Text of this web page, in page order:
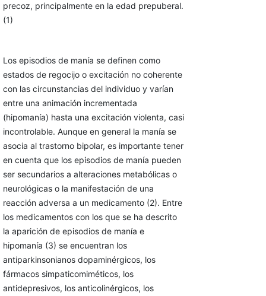
precoz, principalmente en la edad prepuberal.
(1)
Los episodios de manía se definen como
estados de regocijo o excitación no coherente
con las circunstancias del individuo y varían
entre una animación incrementada
(hipomanía) hasta una excitación violenta, casi
incontrolable. Aunque en general la manía se
asocia al trastorno bipolar, es importante tener
en cuenta que los episodios de manía pueden
ser secundarios a alteraciones metabólicas o
neurológicas o la manifestación de una
reacción adversa a un medicamento (2). Entre
los medicamentos con los que se ha descrito
la aparición de episodios de manía e
hipomanía (3) se encuentran los
antiparkinsonianos dopaminérgicos, los
fármacos simpaticomiméticos, los
antidepresivos, los anticolinérgicos, los